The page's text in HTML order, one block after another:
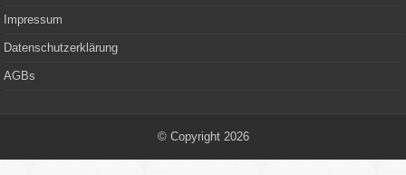
Impressum
Datenschutzerklärung
AGBs
© Copyright 2026